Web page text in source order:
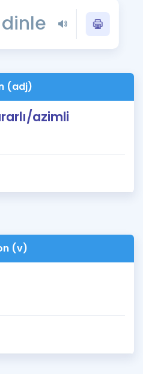
(adj)
azimli
(v)